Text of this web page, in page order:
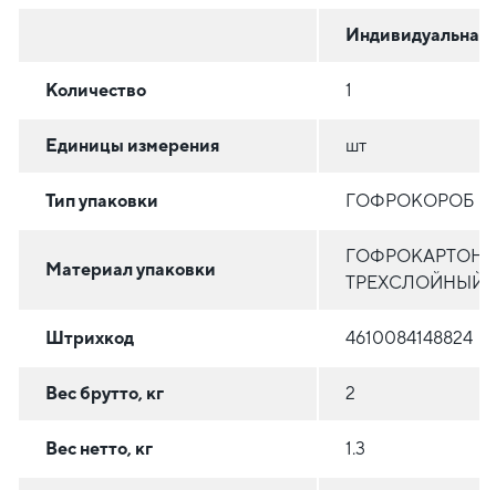
Индивидуальная
Количество 1
Единицы измерения шт
Тип упаковки ГОФРОКОРОБ
Материал упаковки
ГОФРОКАРТОН
ТРЕХСЛОЙНЫЙ
Штрихкод 4610084148824
Вес брутто, кг 2
Вес нетто, кг 1.3